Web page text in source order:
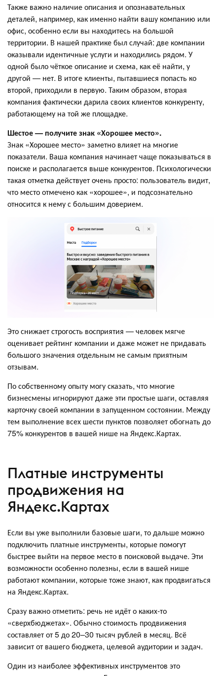
Также важно наличие описания и опознавательных
деталей, например, как именно найти вашу компанию или
офис, особенно если вы находитесь на большой
территории. В нашей практике был случай: две компании
оказывали идентичные услуги и находились рядом. У
одной было чёткое описание и схема, как её найти, у
другой — нет. В итоге клиенты, пытавшиеся попасть ко
второй, приходили в первую. Таким образом, вторая
компания фактически дарила своих клиентов конкуренту,
работающему на той же площадке.
Шестое — получите знак «Хорошее место».
Знак «Хорошее место» заметно влияет на многие
показатели. Ваша компания начинает чаще показываться в
поиске и располагается выше конкурентов. Психологически
такая отметка действует очень просто: пользователь видит,
что место отмечено как «хорошее», и подсознательно
относится к нему с большим доверием.
Это снижает строгость восприятия — человек мягче
оценивает рейтинг компании и даже может не придавать
большого значения отдельным не самым приятным
отзывам.
По собственному опыту могу сказать, что многие
бизнесмены игнорируют даже эти простые шаги, оставляя
карточку своей компании в запущенном состоянии. Между
тем выполнение всех шести пунктов позволяет обогнать до
75% конкурентов в вашей нише на Яндекс.Картах.
Платные инструменты
продвижения на
Яндекс.Картах
Если вы уже выполнили базовые шаги, то дальше можно
подключить платные инструменты, которые помогут
быстрее выйти на первое место в поисковой выдаче. Эти
возможности особенно полезны, если в вашей нише
работают компании, которые тоже знают, как продвигаться
на Яндекс.Картах.
Сразу важно отметить: речь не идёт о каких-то
«сверхбюджетах». Обычно стоимость продвижения
составляет от 5 до 20–30 тысяч рублей в месяц. Всё
зависит от вашего бюджета, целевой аудитории и задач.
Один из наиболее эффективных инструментов это